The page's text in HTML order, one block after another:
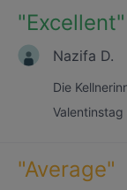
"Excellent"
Nazifa D.
Die
"Average"